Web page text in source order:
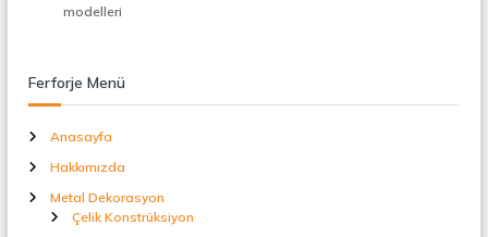
p
modelleri
Ferforje Menü
Anasayfa
Hakkımızda
Metal Dekorasyon
Çelik Konstrüksiyon